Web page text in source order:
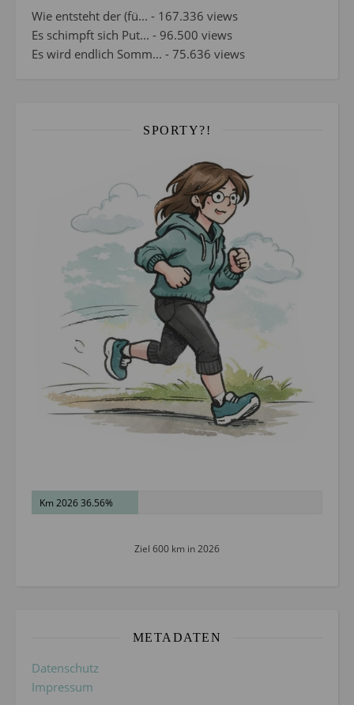
Wie entsteht der (fü... - 167.336 views
Es schimpft sich Put... - 96.500 views
Es wird endlich Somm... - 75.636 views
SPORTY?!
Km 2026 36.56%
Ziel 600 km in 2026
METADATEN
Datenschutz
Impressum